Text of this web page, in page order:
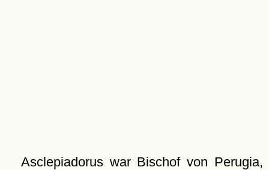
Asclepiadorus war Bischof von Perugia,